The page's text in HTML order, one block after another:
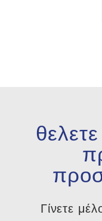
Γίνετε